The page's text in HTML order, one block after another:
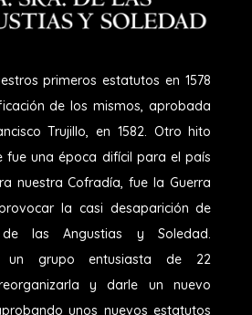
primeros estatutos en 1578
de los mismos, aprobada
Trujillo, en 1582. Otro hito
fue una época difícil para el país
nuestra Cofradía, fue la Guerra
la casi desaparición de
las Angustias y Soledad.
un grupo entusiasta de 22
y darle un nuevo
unos nuevos estatutos